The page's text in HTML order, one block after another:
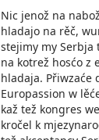
Nic jenož na
hladajo na rěč,
stejimy my Serbja
na kotrež hosćo z
hladaja. Přiwzaće
Europassion w
kaž tež kongres
kročel k